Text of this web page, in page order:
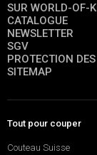
SUR WORLD-OF-
CATALOGUE
NEWSLETTER
SGV
PROTECTION
SITEMAP
Tout pour couper
Couteau Suisse